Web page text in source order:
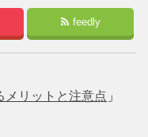
feedly
メリットと注意点 」